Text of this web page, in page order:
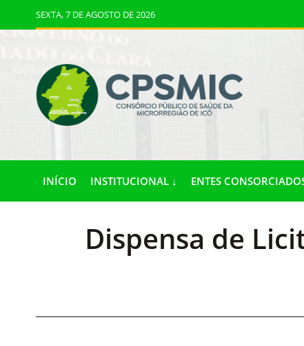
SEXTA, 7 DE AGOSTO DE 2026
INÍCIO INSTITUCIONAL ↓ ENTES
Dispensa de